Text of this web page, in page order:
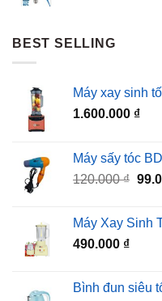
BEST SELLING
Máy xay sinh
1.600.000 ₫
Máy sấy tóc
120.000₫ Giá
Máy Xay Sinh
490.000 ₫
Bình đun siêu